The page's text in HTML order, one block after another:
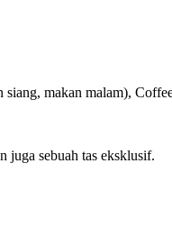
makan malam),
juga sebuah tas eksklusif.